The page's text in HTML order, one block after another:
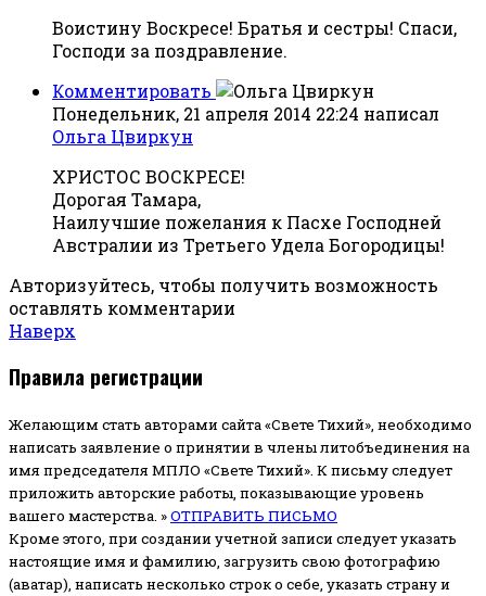
Воистину Воскресе! Братья и сестры! Спаси,
Господи за поздравление.
Комментировать
Понедельник, 21 апреля 2014 22:24 написал
Ольга Цвиркун
ХРИСТОС ВОСКРЕСЕ!
Дорогая Тамара,
Наилучшие пожелания к Пасхе Господней
Австралии из Третьего Удела Богородицы!
Авторизуйтесь, чтобы получить возможность
оставлять комментарии
Наверх
Правила регистрации
Желающим стать авторами сайта «Свете Тихий», необходимо
написать заявление о принятии в члены литобъединения на
имя председателя МПЛО «Свете Тихий». К письму следует
приложить авторские работы, показывающие уровень
вашего мастерства. »ОТПРАВИТЬ ПИСЬМО
Кроме этого, при создании учетной записи следует указать
настоящие имя и фамилию, загрузить свою фотографию
(аватар), написать несколько строк о себе, указать страну и